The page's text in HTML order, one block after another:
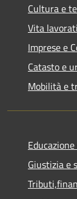
Cultura e
Vita
Imprese e
Catasto e
Mobilità e
Giustizia e